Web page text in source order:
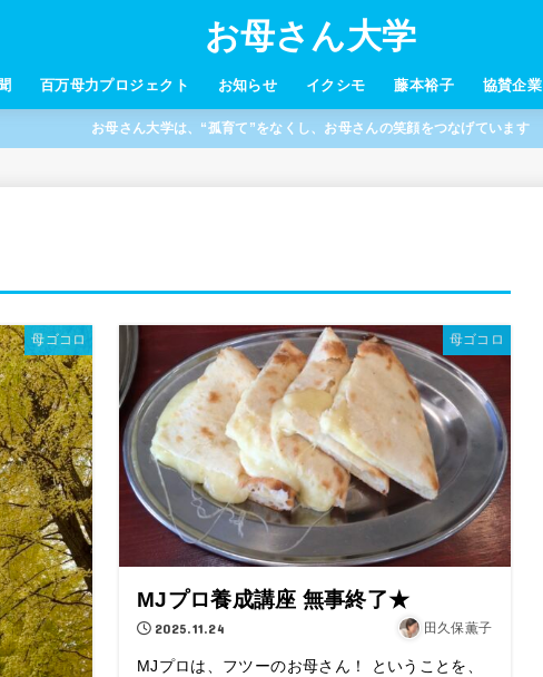
お母さん大学
百万母力プロジェクト お知らせ イクシモ 藤本裕子 協賛企業
お母さん大学は、“孤育て”をなくし、お母さんの笑顔をつなげています
母ゴコロ 母ゴコロ
MJプロ養成講座 無事終了★
2025.11.24 田久保薫子
MJプロは、フツーのお母さん！ ということを、